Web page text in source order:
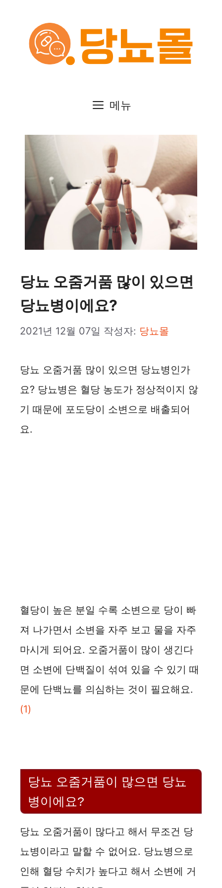
메뉴
당뇨 오줌거품 많이 있으면
당뇨병이에요?
2021년 12월 07일 작성자: 당뇨몰
당뇨 오줌거품 많이 있으면 당뇨병인가
요? 당뇨병은 혈당 농도가 정상적이지 않
기 때문에 포도당이 소변으로 배출되어
요.
혈당이 높은 분일 수록 소변으로 당이 빠
져 나가면서 소변을 자주 보고 물을 자주
마시게 되어요. 오줌거품이 많이 생긴다
면 소변에 단백질이 섞여 있을 수 있기 때
문에 단백뇨를 의심하는 것이 필요해요.
(1)
당뇨 오줌거품이 많으면 당뇨
병이에요?
당뇨 오줌거품이 많다고 해서 무조건 당
뇨병이라고 말할 수 없어요. 당뇨병으로
인해 혈당 수치가 높다고 해서 소변에 거